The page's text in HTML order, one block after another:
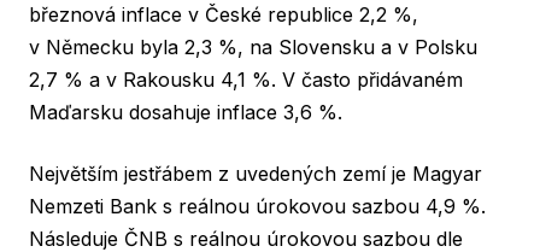
březnová inflace v České republice 2,2 %,
v Německu byla 2,3 %, na Slovensku a v Polsku
2,7 % a v Rakousku 4,1 %. V často přidávaném
Maďarsku dosahuje inflace 3,6 %.
Největším jestřábem z uvedených zemí je Magyar
Nemzeti Bank s reálnou úrokovou sazbou 4,9 %.
Následuje ČNB s reálnou úrokovou sazbou dle